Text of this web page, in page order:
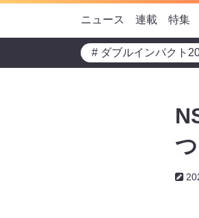
ニュース 連載 特集
# ダブルインパクト